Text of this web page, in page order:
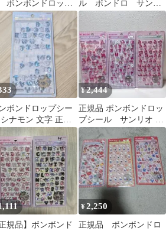
ンボンドロップ
ル 8枚セット
ル ボンドロ サンリ
オ はぴたんぶい 第
二弾 文字 ミニ
ボンドロップシー
ナモン 文字 正規
¥2,444
正規品 ボンボンドロッ
プシール サンリオ 第
二弾 ミニ マイメロ
正規品】ボンボンド
¥2,250
正規品 ボンボンドロ